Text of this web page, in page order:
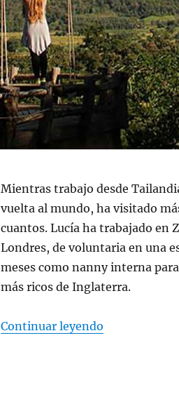
Mientras trabajo desde
vuelta al mundo, ha visitado
cuantos. Lucía ha trabajado en
Londres, de voluntaria en una
meses como nanny interna
más ricos de Inglaterra.
Continuar leyendo«Lucía»